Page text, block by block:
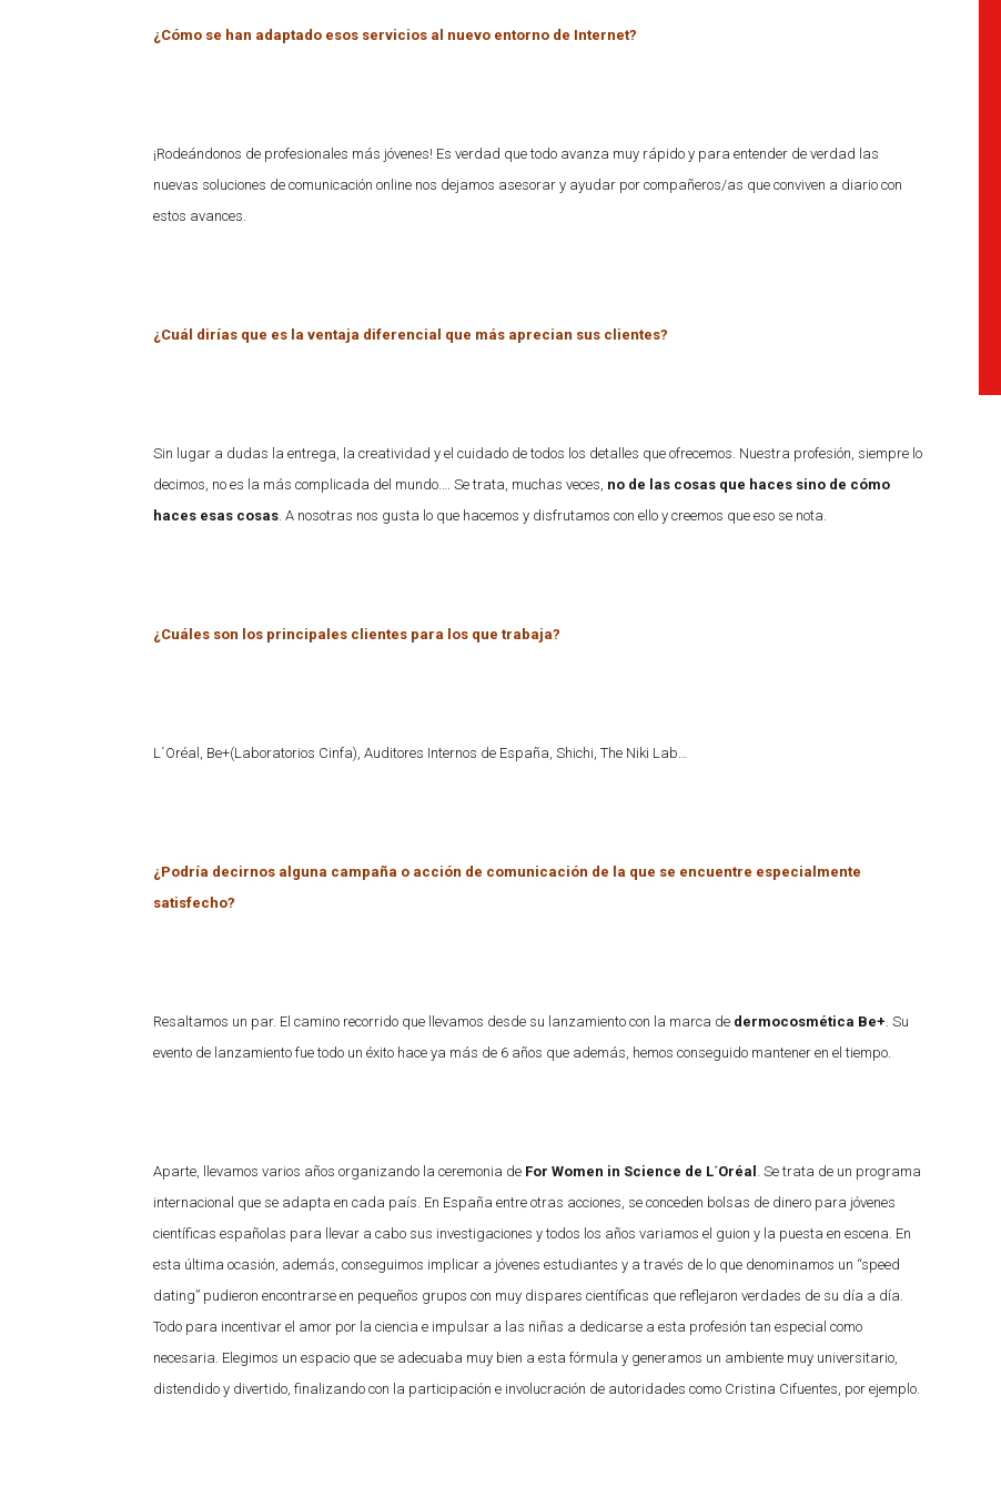
¿Cómo se han adaptado esos servicios al nuevo entorno de Internet?
¡Rodeándonos de profesionales más jóvenes! Es verdad que todo avanza muy rápido y para entender de verdad las
nuevas soluciones de comunicación online nos dejamos asesorar y ayudar por compañeros/as que conviven a diario con
estos avances.
¿Cuál dirías que es la ventaja diferencial que más aprecian sus clientes?
Sin lugar a dudas la entrega, la creatividad y el cuidado de todos los detalles que ofrecemos. Nuestra profesión, siempre lo
decimos, no es la más complicada del mundo…. Se trata, muchas veces, no de las cosas que haces sino de cómo
haces esas cosas . A nosotras nos gusta lo que hacemos y disfrutamos con ello y creemos que eso se nota.
¿Cuáles son los principales clientes para los que trabaja?
L´Oréal, Be+(Laboratorios Cinfa), Auditores Internos de España, Shichi, The Niki Lab…
¿Podría decirnos alguna campaña o acción de comunicación de la que se encuentre especialmente
satisfecho?
Resaltamos un par. El camino recorrido que llevamos desde su lanzamiento con la marca de dermocosmética Be+ . Su
evento de lanzamiento fue todo un éxito hace ya más de 6 años que además, hemos conseguido mantener en el tiempo.
Aparte, llevamos varios años organizando la ceremonia de For Women in Science de L´Oréal . Se trata de un programa
internacional que se adapta en cada país. En España entre otras acciones, se conceden bolsas de dinero para jóvenes
científicas españolas para llevar a cabo sus investigaciones y todos los años variamos el guion y la puesta en escena. En
esta última ocasión, además, conseguimos implicar a jóvenes estudiantes y a través de lo que denominamos un “speed
dating” pudieron encontrarse en pequeños grupos con muy dispares científicas que reflejaron verdades de su día a día.
Todo para incentivar el amor por la ciencia e impulsar a las niñas a dedicarse a esta profesión tan especial como
necesaria. Elegimos un espacio que se adecuaba muy bien a esta fórmula y generamos un ambiente muy universitario,
distendido y divertido, finalizando con la participación e involucración de autoridades como Cristina Cifuentes, por ejemplo.